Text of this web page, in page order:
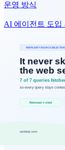
운영 방식
AI 에이전트 도입
Claude Code, 프
전 가이드
AI 에이전트의
CLAUDE.md ·